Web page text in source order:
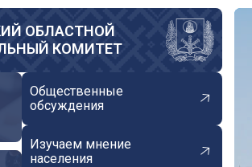
ОБЛАСТНОЙ
КОМИТЕТ
Общественные
обсуждения
Изучаем мнение
населения